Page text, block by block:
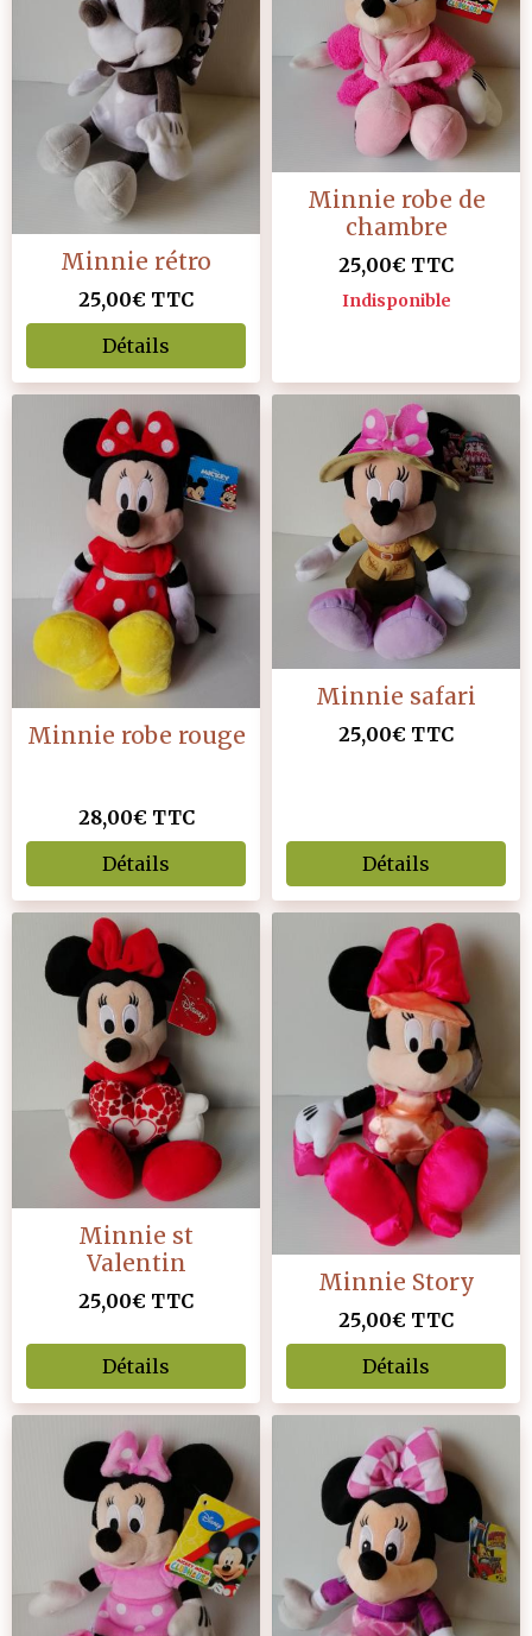
Minnie rétro
25,00€ TTC
Détails
Minnie robe de
chambre
25,00€ TTC
Indisponible
Minnie robe rouge
28,00€ TTC
Détails
Minnie safari
25,00€ TTC
Détails
Minnie st
Valentin
25,00€ TTC
Détails
Minnie Story
25,00€ TTC
Détails